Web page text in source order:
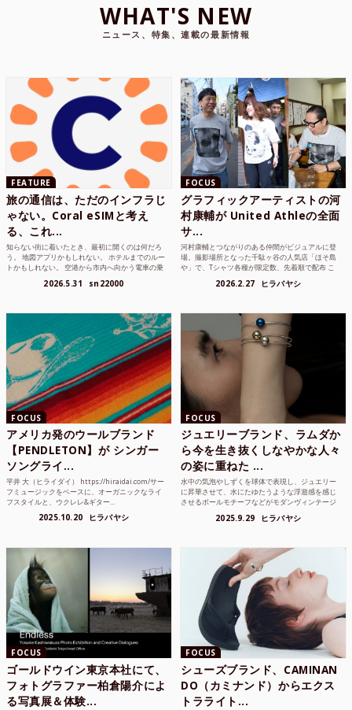
WHAT'S NEW
ニュース、特集、連載の最新情報
FEATURE
旅の通信は、ただのインフラじ
ゃない。Coral eSIMと考え
る、これ...
知らない街に着いたとき、最初に開くのは何だろ
う。 地図アプリかもしれない。 ホテルまでのルー
トかもしれない。 空港から市内へ向かう電車の乗
2026.5.31 sn22000
FOCUS
グラフィックアーティストの河
村康輔が United Athleの全面
サ...
河村康輔とつながりのある仲間がビジュアルに登
場。撮影場所となった千駄ヶ谷の人気店「ほそ島
や」で、Tシャツ各種が限定数、先着順で配布 こ
2026.2.27 ヒラバヤシ
FOCUS
アメリカ発のウールブランド
【PENDLETON】が シンガー
ソングライ...
平井 大（ヒライダイ） https://hiraidai.com/サー
フミュージックをベースに、オーガニックなライ
フスタイルと、ウクレレ&ギター...
2025.10.20 ヒラバヤシ
FOCUS
ジュエリーブランド、ラムダか
ら今を生き抜くしなやかな人々
の姿に重ねた ...
水中の気泡やしずくを球体で表現し、ジュエリー
に昇華させて、水にたゆたうような浮遊感を感じ
させるボールモチーフなどがモダンヴィンテージ
2025.9.29 ヒラバヤシ
FOCUS
ゴールドウイン東京本社にて、
フォトグラファー柏倉陽介によ
る写真展＆体験...
FOCUS
シューズブランド、CAMINAN
DO（カミナンド）からエクス
トラライト...